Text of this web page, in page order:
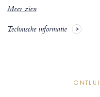
Meer zien
Technische informatie